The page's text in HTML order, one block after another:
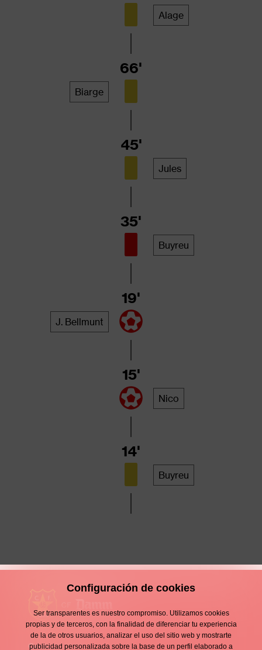
Alage
Biarge
66'
Jules
45'
Buyreu
35'
J. Bellmunt
19'
Nico
15'
Buyreu
14'
Contacto
Configuración de cookies
Ser transparentes es nuestro compromiso. Utilizamos cookies
propias y de terceros, con la finalidad de diferenciar tu experiencia
de la de otros usuarios, analizar el uso del sitio web y mostrarte
publicidad personalizada sobre la base de un perfil elaborado a